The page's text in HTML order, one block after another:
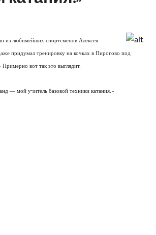
из любимейших спортсменов Алексея
придумал тренировку на кочках в Пирогово под
вот так это выглядит.
— мой учитель базовой техники катания.»